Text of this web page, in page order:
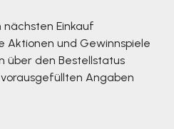
nächsten Einkauf
Aktionen und Gewinnspiele
über den Bestellstatus
Angaben